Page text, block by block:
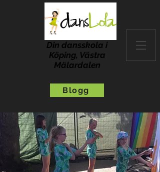
Din dansskola i
Köping, Västra
Mälardalen
Blogg